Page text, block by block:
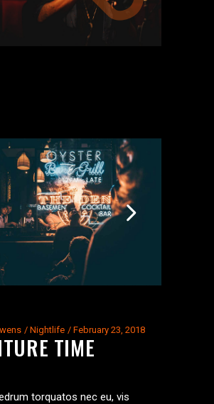
Nightlife February 23, 2018
TIME
torquatos nec eu, vis